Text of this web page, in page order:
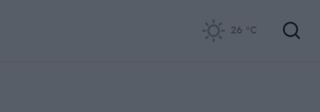
26 °C